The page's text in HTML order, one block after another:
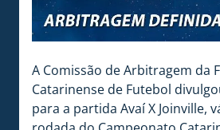
A Comissão de Arbitragem da
Catarinense de Futebol
para a partida Avaí X Joinville,